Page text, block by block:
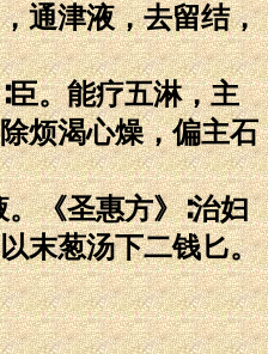
通津液，去留结，
臣。能疗五淋，主
烦渴心燥，偏主石
《圣惠方》∶治妇
末葱汤下二钱匕。